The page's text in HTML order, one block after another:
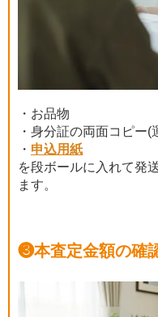
・お品物
・身分証の両面コピー
・ 申込用紙
を段ボールに入れて発
ます。
❸本査定金額の確